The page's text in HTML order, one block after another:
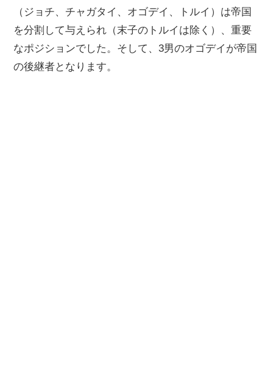
（ジョチ、チャガタイ、オゴデイ、トルイ）は帝国
を分割して与えられ（末子のトルイは除く）、重要
なポジションでした。そして、3男のオゴデイが帝国
の後継者となります。